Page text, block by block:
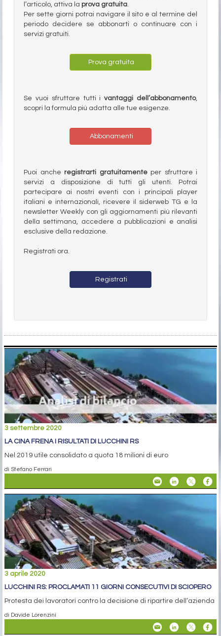
l’articolo, attiva la prova gratuita
Per sette giorni potrai navigare il sito e al termine del
periodo decidere se abbonarti o continuare con i
servizi gratuiti.
Prova gratuita
Se vuoi sfruttare tutti ivantaggi dell’abbonamento,
scopri la formula più adatta alle tue esigenze.
Abbonamenti
Puoi anche registrarti gratuitamenteper sfruttare i
servizi a disposizione di tutti gli utenti. Potrai
partecipare ai nostri eventi con i principali player
italiani e internazionali, ricevere il siderweb TG e la
newsletter Weekly con gli aggiornamenti più rilevanti
della settimana, accedere a pubblicazioni e analisi
esclusive della redazione.
Registrati ora.
Registrati
3 settembre 2020
LA CINA FRENA I RISULTATI DI LUCCHINI RS
Nel 2019 utile consolidato a quota 18 milioni di euro
di Stefano Ferrari
3 aprile 2020
LUCCHINI RS: PROCLAMATI 11 GIORNI CONSECUTIVI DI SCIOPERO
Protesta dei lavoratori contro la decisione di ripartire dell’azienda
di Davide Lorenzini